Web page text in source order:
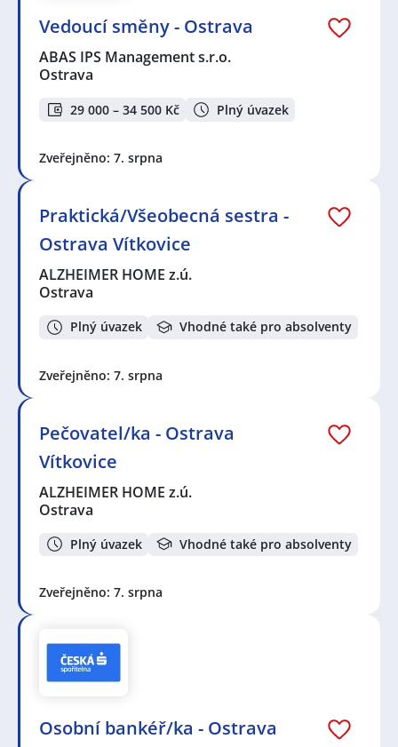
Vedoucí směny - Ostrava
ABAS IPS Management s.r.o.
Ostrava
29 000 – 34 500 Kč Plný úvazek
Zveřejněno: 7. srpna
Praktická/Všeobecná sestra -
Ostrava Vítkovice
ALZHEIMER HOME z.ú.
Ostrava
Plný úvazek Vhodné také pro absolventy
Zveřejněno: 7. srpna
Pečovatel/ka - Ostrava
Vítkovice
ALZHEIMER HOME z.ú.
Ostrava
Plný úvazek Vhodné také pro absolventy
Zveřejněno: 7. srpna
Osobní bankéř/ka - Ostrava